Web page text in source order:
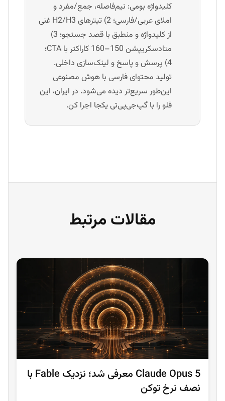
کلیدواژه بومی: نیم‌فاصله، جمع/مفرد و
املای عربی/فارسی؛ 2) تیترهای H2/H3 غنی
از کلیدواژه و منطبق با قصد جستجو؛ 3)
متادسکریپشن 150–160 کاراکتر با CTA؛
4) پرسش و پاسخ و لینک‌سازی داخلی.
تولید محتوای فارسی با هوش مصنوعی
این‌طور سریع‌تر دیده می‌شود. در ایران، این
فلو را با گپ‌جی‌پی‌تی یکجا اجرا کن.
مقالات مرتبط
Claude Opus 5 معرفی شد؛ نزدیک Fable با
نصف نرخ توکن